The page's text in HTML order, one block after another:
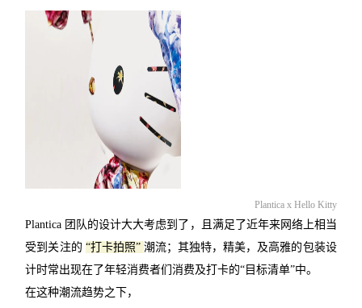
Plantica x Hello Kitty
Plantica 团队的设计大大考虑到了，且满足了近年来网络上相当
受到关注的 “打卡拍照” 潮流；其独特，精美，及高雅的包装设
计时常出现在了年轻消费者们消费及打卡的“目标清单”中。
在这种潮流趋势之下，